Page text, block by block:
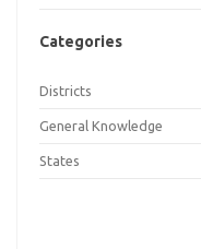
Categories
Districts
General Knowledge
States